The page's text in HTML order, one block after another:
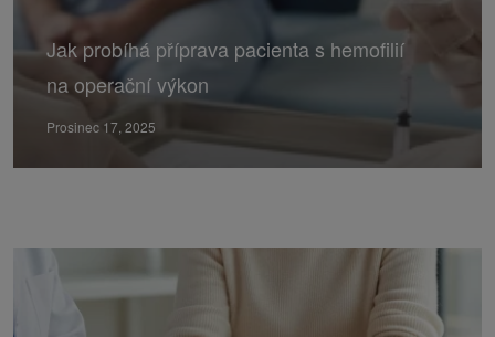
Jak probíhá příprava pacienta s hemofilií
na operační výkon
Prosinec 17, 2025